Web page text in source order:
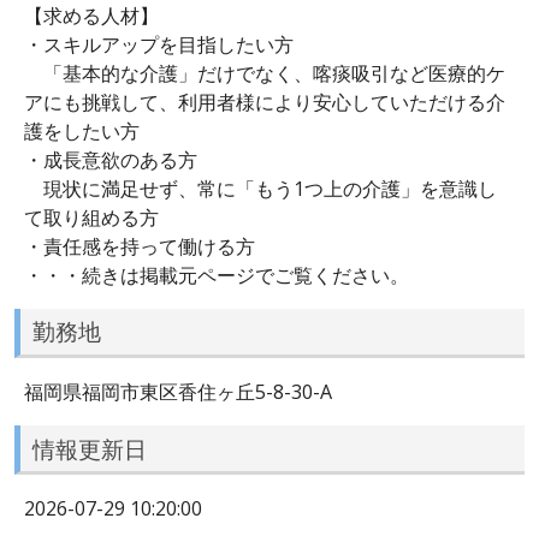
【求める人材】
・スキルアップを目指したい方
「基本的な介護」だけでなく、喀痰吸引など医療的ケ
アにも挑戦して、利用者様により安心していただける介
護をしたい方
・成長意欲のある方
現状に満足せず、常に「もう1つ上の介護」を意識し
て取り組める方
・責任感を持って働ける方
・・・続きは掲載元ページでご覧ください。
勤務地
福岡県福岡市東区香住ヶ丘5-8-30-A
情報更新日
2026-07-29 10:20:00